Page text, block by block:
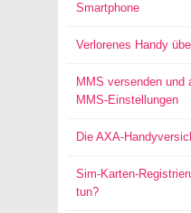
Smartphone
Verlorenes Handy
MMS versenden und
MMS-Einstellungen
Die AXA-
Sim-Karten-
tun?